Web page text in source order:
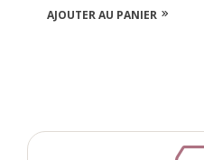
AJOUTER AU PANIER